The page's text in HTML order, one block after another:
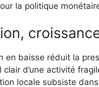
la politique
en baisse réduit la
clair d’une activité
locale subsiste